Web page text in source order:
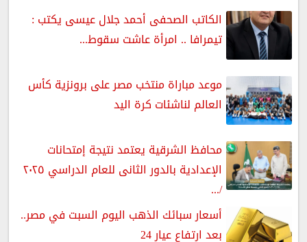
الكاتب الصحفى أحمد جلال عيسى يكتب :
تيمرافا .. امرأة عاشت سقوط...
موعد مباراة منتخب مصر على برونزية كأس
العالم لناشئات كرة اليد
محافظ الشرقية يعتمد نتيجة إمتحانات
الإعدادية بالدور الثانى للعام الدراسي ٢٠٢٥
/...
أسعار سبائك الذهب اليوم السبت في مصر..
بعد ارتفاع عيار 24